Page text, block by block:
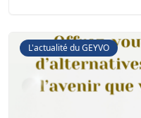
L'actualité du GEYVO